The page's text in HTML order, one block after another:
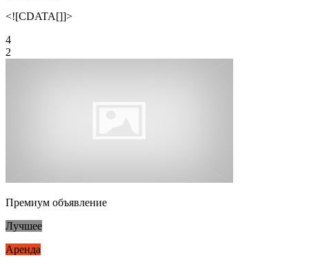
<![CDATA[]]>
4
2
Премиум объявление
Лучшее
Аренда